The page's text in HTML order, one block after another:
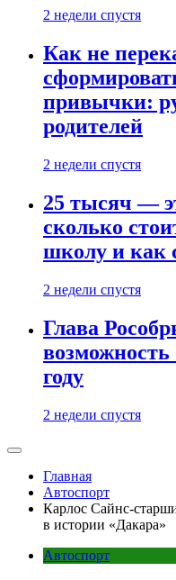
2 недели спустя
Как не
привычки:
родителей
2 недели спустя
25 тысяч —
сколько
школу и как
2 недели спустя
Глава
году
2 недели спустя
Главная
Автоспорт
Карлос Сайнс-
в истории «Дакара»
Автоспорт